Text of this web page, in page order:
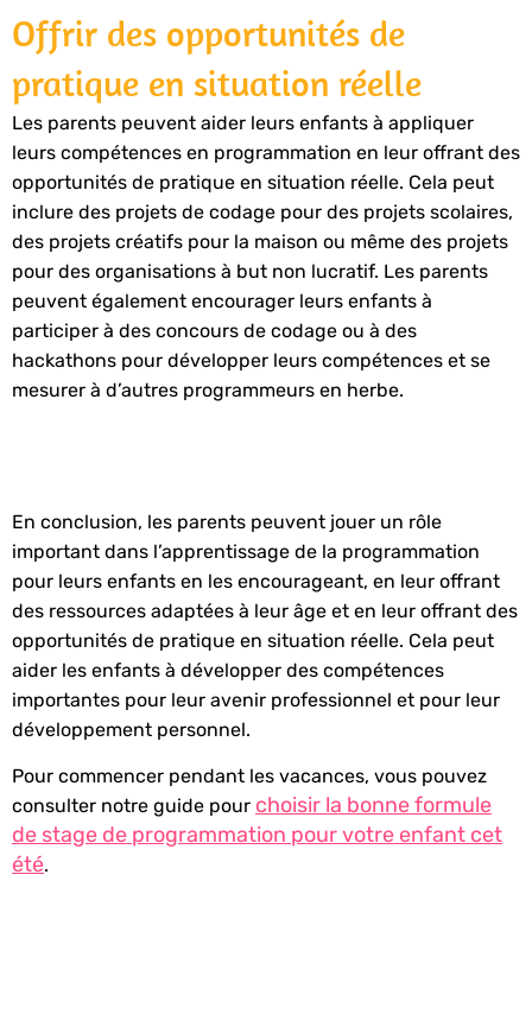
Offrir des opportunités de
pratique en situation réelle
Les parents peuvent aider leurs enfants à appliquer
leurs compétences en programmation en leur offrant des
opportunités de pratique en situation réelle. Cela peut
inclure des projets de codage pour des projets scolaires,
des projets créatifs pour la maison ou même des projets
pour des organisations à but non lucratif. Les parents
peuvent également encourager leurs enfants à
participer à des concours de codage ou à des
hackathons pour développer leurs compétences et se
mesurer à d’autres programmeurs en herbe.
En conclusion, les parents peuvent jouer un rôle
important dans l’apprentissage de la programmation
pour leurs enfants en les encourageant, en leur offrant
des ressources adaptées à leur âge et en leur offrant des
opportunités de pratique en situation réelle. Cela peut
aider les enfants à développer des compétences
importantes pour leur avenir professionnel et pour leur
développement personnel.
Pour commencer pendant les vacances, vous pouvez
consulter notre guide pour choisir la bonne formule
de stage de programmation pour votre enfant cet
été.